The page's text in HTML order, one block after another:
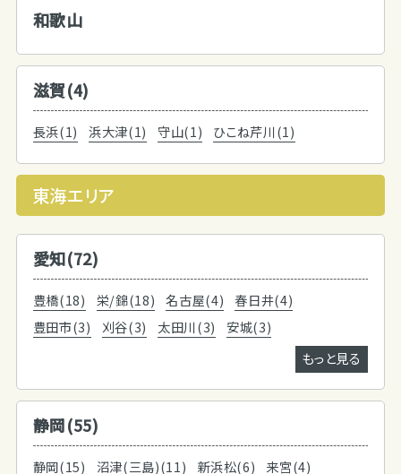
和歌山
滋賀(4)
長浜(1) 浜大津(1) 守山(1) ひこね芹川(1)
東海エリア
愛知(72)
豊橋(18) 栄/錦(18) 名古屋(4)
春日井(4)
豊田市(3)
刈谷(3) 太田川(3)
安城(3)
もっと見る
静岡(55)
静岡(15) 沼津(三島)(11) 新浜松(6)
来宮(4)